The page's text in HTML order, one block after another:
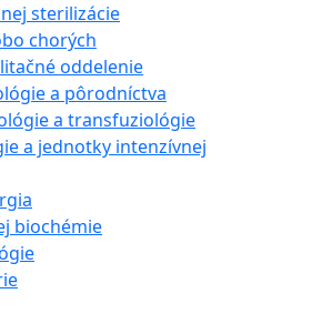
sterilizácie
chorých
oddelenie
a pôrodníctva
a transfuziológie
a jednotky intenzívnej
biochémie